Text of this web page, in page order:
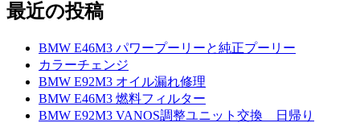
最近の投稿
BMW E46M3 パワープーリーと純正プーリー
カラーチェンジ
BMW E92M3 オイル漏れ修理
BMW E46M3 燃料フィルター
BMW E92M3 VANOS調整ユニット交換 日帰り